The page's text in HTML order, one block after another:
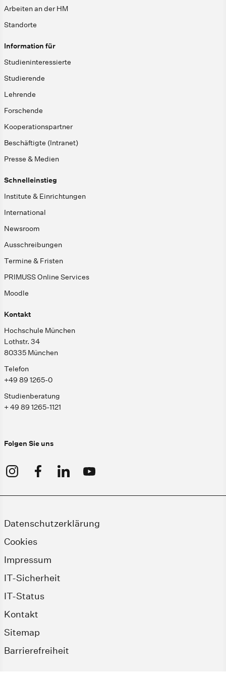
Arbeiten an der HM
Standorte
Information für
Studieninteressierte
Studierende
Lehrende
Forschende
Kooperationspartner
Beschäftigte (Intranet)
Presse & Medien
Schnelleinstieg
Institute & Einrichtungen
International
Newsroom
Ausschreibungen
Termine & Fristen
PRIMUSS Online Services
Moodle
Kontakt
Hochschule München
Lothstr. 34
80335 München
Telefon
+49 89 1265-0
Studienberatung
+ 49 89 1265-1121
Folgen Sie uns
Datenschutzerklärung
Cookies
Impressum
IT-Sicherheit
IT-Status
Kontakt
Sitemap
Barrierefreiheit